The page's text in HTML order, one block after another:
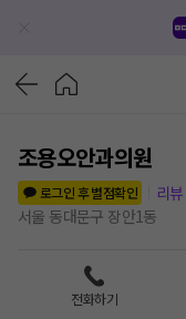
조용오안과의원
로그인 후 별점확인
리뷰
서울 동대문구 장안1동
전화하기